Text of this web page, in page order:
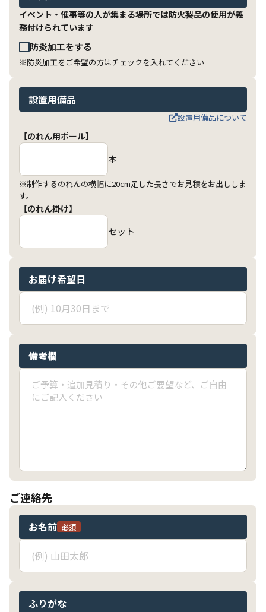
イベント・催事等の人が集まる場所では防火製品の使用が義
務付けられています
防炎加工をする
※防炎加工をご希望の方はチェックを入れてください
設置用備品
設置用備品について
【のれん用ポール】
本
※制作するのれんの横幅に20cm足した長さでお見積をお出ししま
す。
【のれん掛け】
セット
お届け希望日
備考欄
ご連絡先
必須
お名前
ふりがな